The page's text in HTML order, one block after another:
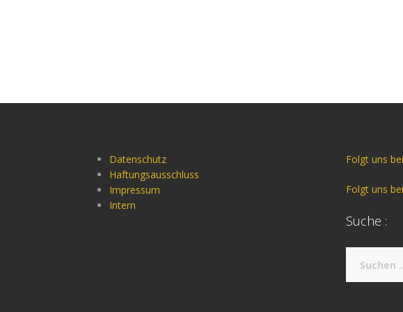
Datenschutz
Haftungsausschluss
Impressum
Intern
Folgt uns
Folgt uns
Suche :
nach: